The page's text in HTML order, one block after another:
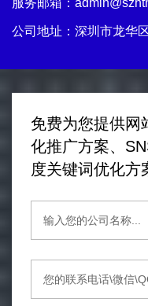
服务邮箱：
公司地址：深圳市龙华
免费为您提供网
化推广方案、
度关键词优化方